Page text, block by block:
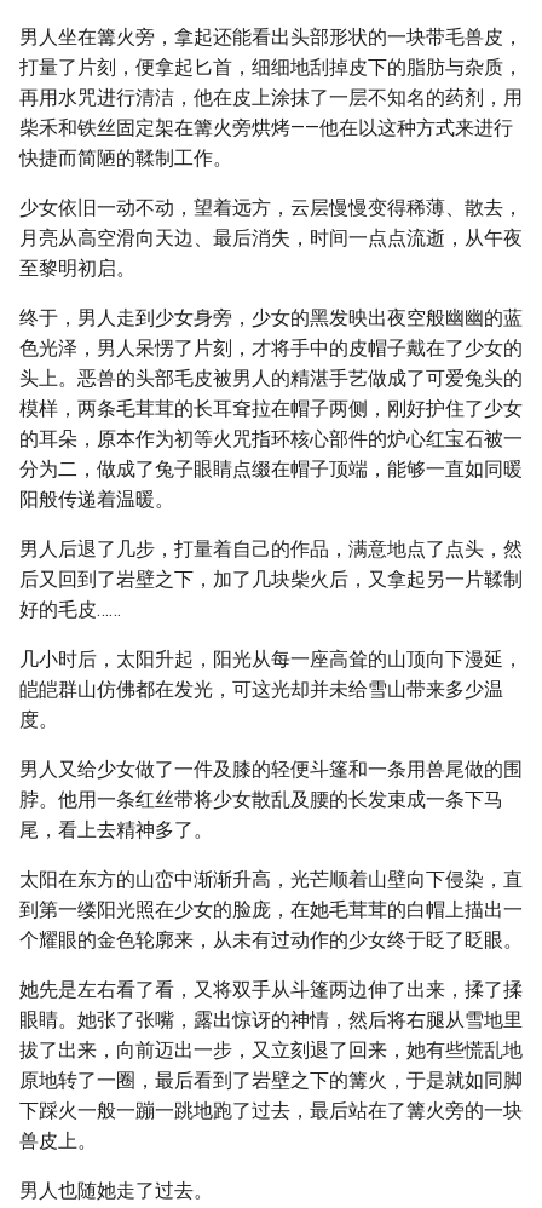
男人坐在篝火旁，拿起还能看出头部形状的一块带毛兽皮，
打量了片刻，便拿起匕首，细细地刮掉皮下的脂肪与杂质，
再用水咒进行清洁，他在皮上涂抹了一层不知名的药剂，用
柴禾和铁丝固定架在篝火旁烘烤——他在以这种方式来进行
快捷而简陋的鞣制工作。
少女依旧一动不动，望着远方，云层慢慢变得稀薄、散去，
月亮从高空滑向天边、最后消失，时间一点点流逝，从午夜
至黎明初启。
终于，男人走到少女身旁，少女的黑发映出夜空般幽幽的蓝
色光泽，男人呆愣了片刻，才将手中的皮帽子戴在了少女的
头上。恶兽的头部毛皮被男人的精湛手艺做成了可爱兔头的
模样，两条毛茸茸的长耳耷拉在帽子两侧，刚好护住了少女
的耳朵，原本作为初等火咒指环核心部件的炉心红宝石被一
分为二，做成了兔子眼睛点缀在帽子顶端，能够一直如同暖
阳般传递着温暖。
男人后退了几步，打量着自己的作品，满意地点了点头，然
后又回到了岩壁之下，加了几块柴火后，又拿起另一片鞣制
好的毛皮……
几小时后，太阳升起，阳光从每一座高耸的山顶向下漫延，
皑皑群山仿佛都在发光，可这光却并未给雪山带来多少温
度。
男人又给少女做了一件及膝的轻便斗篷和一条用兽尾做的围
脖。他用一条红丝带将少女散乱及腰的长发束成一条下马
尾，看上去精神多了。
太阳在东方的山峦中渐渐升高，光芒顺着山壁向下侵染，直
到第一缕阳光照在少女的脸庞，在她毛茸茸的白帽上描出一
个耀眼的金色轮廓来，从未有过动作的少女终于眨了眨眼。
她先是左右看了看，又将双手从斗篷两边伸了出来，揉了揉
眼睛。她张了张嘴，露出惊讶的神情，然后将右腿从雪地里
拔了出来，向前迈出一步，又立刻退了回来，她有些慌乱地
原地转了一圈，最后看到了岩壁之下的篝火，于是就如同脚
下踩火一般一蹦一跳地跑了过去，最后站在了篝火旁的一块
兽皮上。
男人也随她走了过去。